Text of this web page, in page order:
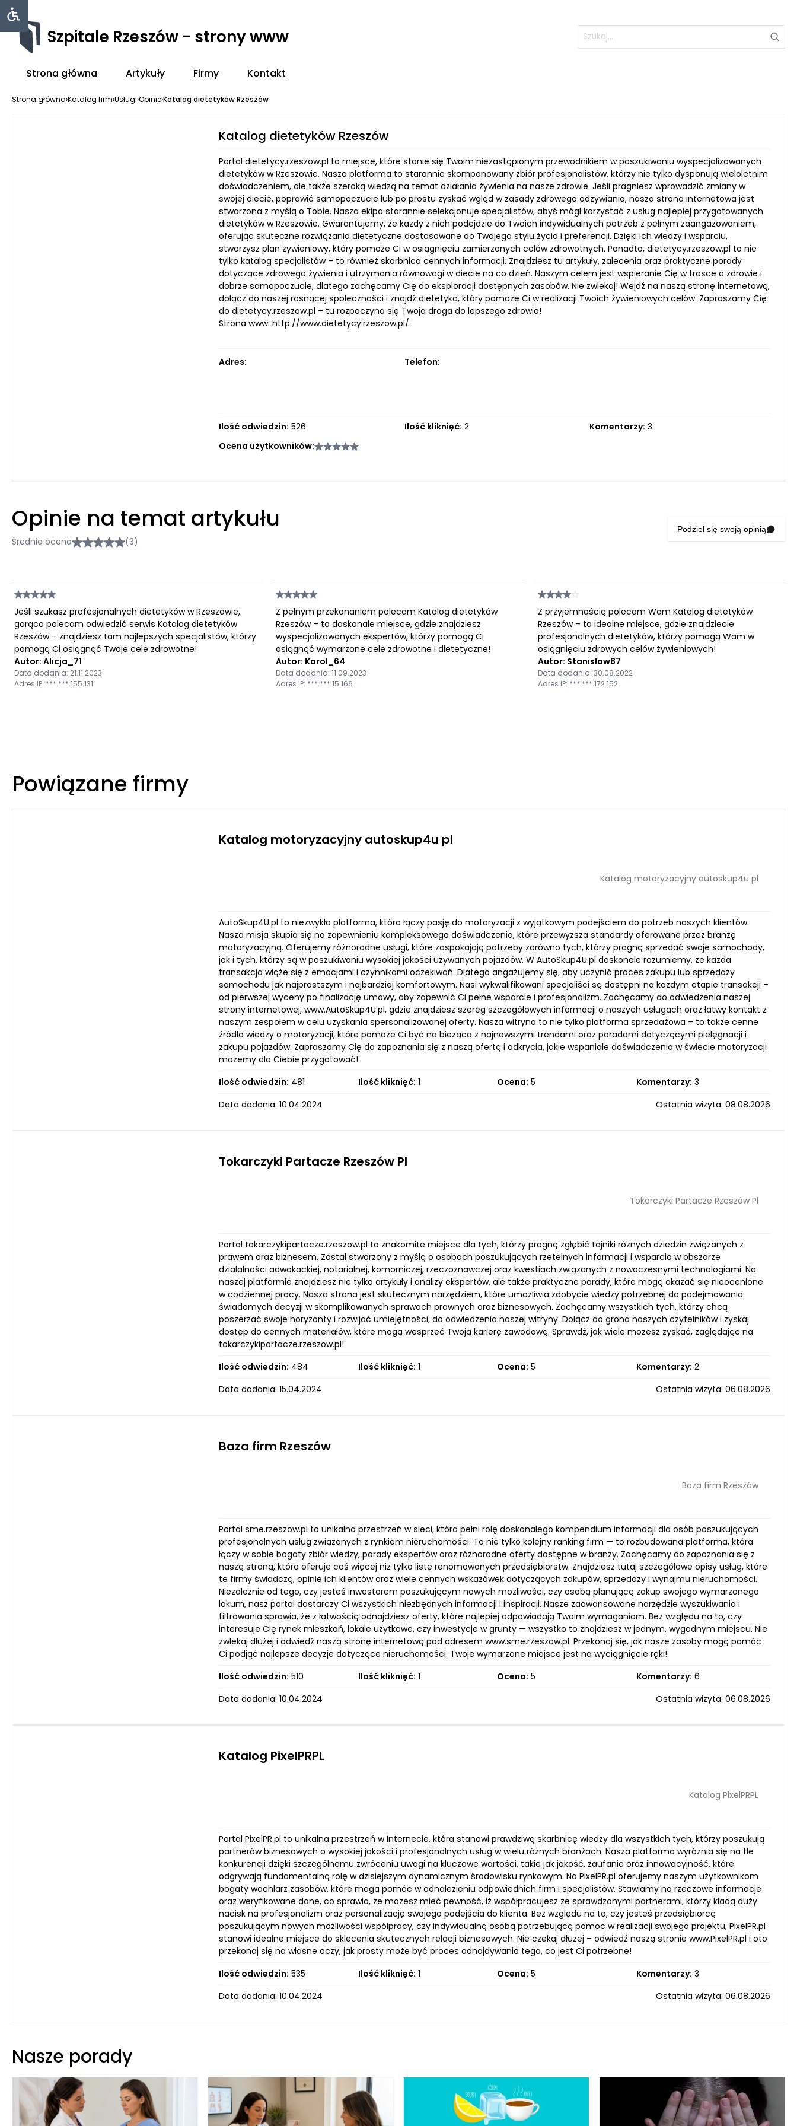
Szpitale Rzeszów - strony www
Strona główna Artykuły Firmy Kontakt
Strona główna›Katalog firm›Usługi›Opinie›Katalog dietetyków Rzeszów
Katalog dietetyków Rzeszów
Portal dietetycy.rzeszow.pl to miejsce, które stanie się Twoim niezastąpionym przewodnikiem w poszukiwaniu wyspecjalizowanych
dietetyków w Rzeszowie. Nasza platforma to starannie skomponowany zbiór profesjonalistów, którzy nie tylko dysponują wieloletnim
doświadczeniem, ale także szeroką wiedzą na temat działania żywienia na nasze zdrowie. Jeśli pragniesz wprowadzić zmiany w
swojej diecie, poprawić samopoczucie lub po prostu zyskać wgląd w zasady zdrowego odżywiania, nasza strona internetowa jest
stworzona z myślą o Tobie. Nasza ekipa starannie selekcjonuje specjalistów, abyś mógł korzystać z usług najlepiej przygotowanych
dietetyków w Rzeszowie. Gwarantujemy, że każdy z nich podejdzie do Twoich indywidualnych potrzeb z pełnym zaangażowaniem,
oferując skuteczne rozwiązania dietetyczne dostosowane do Twojego stylu życia i preferencji. Dzięki ich wiedzy i wsparciu,
stworzysz plan żywieniowy, który pomoże Ci w osiągnięciu zamierzonych celów zdrowotnych. Ponadto, dietetycy.rzeszow.pl to nie
tylko katalog specjalistów – to również skarbnica cennych informacji. Znajdziesz tu artykuły, zalecenia oraz praktyczne porady
dotyczące zdrowego żywienia i utrzymania równowagi w diecie na co dzień. Naszym celem jest wspieranie Cię w trosce o zdrowie i
dobrze samopoczucie, dlatego zachęcamy Cię do eksploracji dostępnych zasobów. Nie zwlekaj! Wejdź na naszą stronę internetową,
dołącz do naszej rosnącej społeczności i znajdź dietetyka, który pomoże Ci w realizacji Twoich żywieniowych celów. Zapraszamy Cię
do dietetycy.rzeszow.pl – tu rozpoczyna się Twoja droga do lepszego zdrowia!
Strona www: http://www.dietetycy.rzeszow.pl/
Adres: Telefon:
Ilość odwiedzin: 526 Ilość kliknięć: 2 Komentarzy: 3
Ocena użytkowników:
Opinie na temat artykułu
Średnia ocena (3)
Podziel się swoją opinią
Jeśli szukasz profesjonalnych dietetyków w Rzeszowie,
gorąco polecam odwiedzić serwis Katalog dietetyków
Rzeszów – znajdziesz tam najlepszych specjalistów, którzy
pomogą Ci osiągnąć Twoje cele zdrowotne!
Autor: Alicja_71
Data dodania: 21.11.2023
Adres IP: ***.***.155.131
Z pełnym przekonaniem polecam Katalog dietetyków
Rzeszów – to doskonałe miejsce, gdzie znajdziesz
wyspecjalizowanych ekspertów, którzy pomogą Ci
osiągnąć wymarzone cele zdrowotne i dietetyczne!
Autor: Karol_64
Data dodania: 11.09.2023
Adres IP: ***.***.15.166
Z przyjemnością polecam Wam Katalog dietetyków
Rzeszów – to idealne miejsce, gdzie znajdziecie
profesjonalnych dietetyków, którzy pomogą Wam w
osiągnięciu zdrowych celów żywieniowych!
Autor: Stanisław87
Data dodania: 30.08.2022
Adres IP: ***.***.172.152
Powiązane firmy
Katalog motoryzacyjny autoskup4u pl
Katalog motoryzacyjny autoskup4u pl
AutoSkup4U.pl to niezwykła platforma, która łączy pasję do motoryzacji z wyjątkowym podejściem do potrzeb naszych klientów.
Nasza misja skupia się na zapewnieniu kompleksowego doświadczenia, które przewyższa standardy oferowane przez branżę
motoryzacyjną. Oferujemy różnorodne usługi, które zaspokajają potrzeby zarówno tych, którzy pragną sprzedać swoje samochody,
jak i tych, którzy są w poszukiwaniu wysokiej jakości używanych pojazdów. W AutoSkup4U.pl doskonale rozumiemy, że każda
transakcja wiąże się z emocjami i czynnikami oczekiwań. Dlatego angażujemy się, aby uczynić proces zakupu lub sprzedaży
samochodu jak najprostszym i najbardziej komfortowym. Nasi wykwalifikowani specjaliści są dostępni na każdym etapie transakcji –
od pierwszej wyceny po finalizację umowy, aby zapewnić Ci pełne wsparcie i profesjonalizm. Zachęcamy do odwiedzenia naszej
strony internetowej, www.AutoSkup4U.pl, gdzie znajdziesz szereg szczegółowych informacji o naszych usługach oraz łatwy kontakt z
naszym zespołem w celu uzyskania spersonalizowanej oferty. Nasza witryna to nie tylko platforma sprzedażowa – to także cenne
źródło wiedzy o motoryzacji, które pomoże Ci być na bieżąco z najnowszymi trendami oraz poradami dotyczącymi pielęgnacji i
zakupu pojazdów. Zapraszamy Cię do zapoznania się z naszą ofertą i odkrycia, jakie wspaniałe doświadczenia w świecie motoryzacji
możemy dla Ciebie przygotować!
Ilość odwiedzin: 481 Ilość kliknięć: 1 Ocena: 5 Komentarzy: 3
Data dodania: 10.04.2024
Ostatnia wizyta: 08.08.2026
Tokarczyki Partacze Rzeszów Pl
Tokarczyki Partacze Rzeszów Pl
Portal tokarczykipartacze.rzeszow.pl to znakomite miejsce dla tych, którzy pragną zgłębić tajniki różnych dziedzin związanych z
prawem oraz biznesem. Został stworzony z myślą o osobach poszukujących rzetelnych informacji i wsparcia w obszarze
działalności adwokackiej, notarialnej, komorniczej, rzeczoznawczej oraz kwestiach związanych z nowoczesnymi technologiami. Na
naszej platformie znajdziesz nie tylko artykuły i analizy ekspertów, ale także praktyczne porady, które mogą okazać się nieocenione
w codziennej pracy. Nasza strona jest skutecznym narzędziem, które umożliwia zdobycie wiedzy potrzebnej do podejmowania
świadomych decyzji w skomplikowanych sprawach prawnych oraz biznesowych. Zachęcamy wszystkich tych, którzy chcą
poszerzać swoje horyzonty i rozwijać umiejętności, do odwiedzenia naszej witryny. Dołącz do grona naszych czytelników i zyskaj
dostęp do cennych materiałów, które mogą wesprzeć Twoją karierę zawodową. Sprawdź, jak wiele możesz zyskać, zaglądając na
tokarczykipartacze.rzeszow.pl!
Ilość odwiedzin: 484 Ilość kliknięć: 1 Ocena: 5 Komentarzy: 2
Data dodania: 15.04.2024
Ostatnia wizyta: 06.08.2026
Baza firm Rzeszów
Baza firm Rzeszów
Portal sme.rzeszow.pl to unikalna przestrzeń w sieci, która pełni rolę doskonałego kompendium informacji dla osób poszukujących
profesjonalnych usług związanych z rynkiem nieruchomości. To nie tylko kolejny ranking firm — to rozbudowana platforma, która
łączy w sobie bogaty zbiór wiedzy, porady ekspertów oraz różnorodne oferty dostępne w branży. Zachęcamy do zapoznania się z
naszą stroną, która oferuje coś więcej niż tylko listę renomowanych przedsiębiorstw. Znajdziesz tutaj szczegółowe opisy usług, które
te firmy świadczą, opinie ich klientów oraz wiele cennych wskazówek dotyczących zakupów, sprzedaży i wynajmu nieruchomości.
Niezależnie od tego, czy jesteś inwestorem poszukującym nowych możliwości, czy osobą planującą zakup swojego wymarzonego
lokum, nasz portal dostarczy Ci wszystkich niezbędnych informacji i inspiracji. Nasze zaawansowane narzędzie wyszukiwania i
filtrowania sprawia, że z łatwością odnajdziesz oferty, które najlepiej odpowiadają Twoim wymaganiom. Bez względu na to, czy
interesuje Cię rynek mieszkań, lokale użytkowe, czy inwestycje w grunty — wszystko to znajdziesz w jednym, wygodnym miejscu. Nie
zwlekaj dłużej i odwiedź naszą stronę internetową pod adresem www.sme.rzeszow.pl. Przekonaj się, jak nasze zasoby mogą pomóc
Ci podjąć najlepsze decyzje dotyczące nieruchomości. Twoje wymarzone miejsce jest na wyciągnięcie ręki!
Ilość odwiedzin: 510 Ilość kliknięć: 1 Ocena: 5 Komentarzy: 6
Data dodania: 10.04.2024
Ostatnia wizyta: 06.08.2026
Katalog PixelPRPL
Katalog PixelPRPL
Portal PixelPR.pl to unikalna przestrzeń w Internecie, która stanowi prawdziwą skarbnicę wiedzy dla wszystkich tych, którzy poszukują
partnerów biznesowych o wysokiej jakości i profesjonalnych usług w wielu różnych branżach. Nasza platforma wyróżnia się na tle
konkurencji dzięki szczególnemu zwróceniu uwagi na kluczowe wartości, takie jak jakość, zaufanie oraz innowacyjność, które
odgrywają fundamentalną rolę w dzisiejszym dynamicznym środowisku rynkowym. Na PixelPR.pl oferujemy naszym użytkownikom
bogaty wachlarz zasobów, które mogą pomóc w odnalezieniu odpowiednich firm i specjalistów. Stawiamy na rzeczowe informacje
oraz weryfikowane dane, co sprawia, że możesz mieć pewność, iż współpracujesz ze sprawdzonymi partnerami, którzy kładą duży
nacisk na profesjonalizm oraz personalizację swojego podejścia do klienta. Bez względu na to, czy jesteś przedsiębiorcą
poszukującym nowych możliwości współpracy, czy indywidualną osobą potrzebującą pomoc w realizacji swojego projektu, PixelPR.pl
stanowi idealne miejsce do sklecenia skutecznych relacji biznesowych. Nie czekaj dłużej – odwiedź naszą stronie www.PixelPR.pl i oto
przekonaj się na własne oczy, jak prosty może być proces odnajdywania tego, co jest Ci potrzebne!
Ilość odwiedzin: 535 Ilość kliknięć: 1 Ocena: 5 Komentarzy: 3
Data dodania: 10.04.2024
Ostatnia wizyta: 06.08.2026
Nasze porady